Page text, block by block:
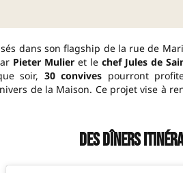
dans son flagship de la rue de
Pieter Mulier et lechef Jules de
soir, 30 convives pourront
de la Maison. Ce projet vise à
Des dîners